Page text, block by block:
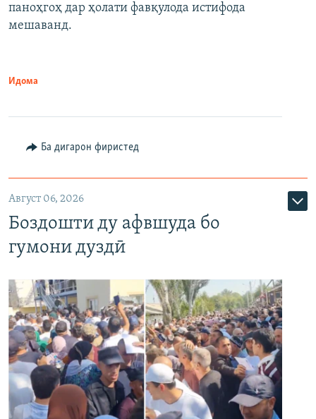
паноҳгоҳ дар ҳолати фавқулода истифода
мешаванд.
Идома
Ба дигарон фиристед
Август 06, 2026
Боздошти ду афвшуда бо
гумони дуздӣ